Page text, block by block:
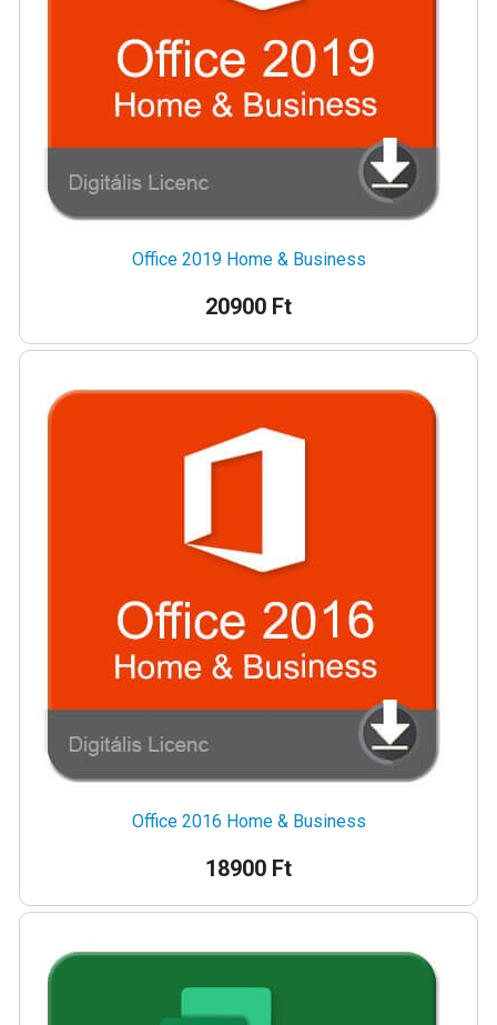
Office 2019 Home & Business
20900 Ft
Office 2016 Home & Business
18900 Ft